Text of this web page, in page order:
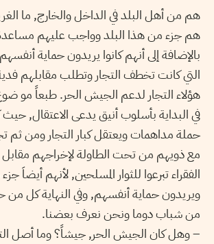
هم من أهل البلد في الداخل والخارج, ما
هم جزء من هذا البلد وواجب عليهم
بالإضافة إلى أنهم كانوا يريدون حماية
التي كانت تخطف التجار وتطلب مقابلهم
هؤلاء التجار لدعم الجيش الحر. طبعاً مو
في البداية بأسلوب أنيق يدعى الاعتقال,
حملة مداهمات ويعتقل كبار التجار ومن
مع ذويهم من تحت الطاولة لإخراجهم مقابل
الفقراء تبرعوا للثوار المسلحين, لأنهم أيضاَ
ويريدون حماية أنفسهم, وفي النهاية كل
من شباب دوما ونحن نعرف بعضنا.
– وهل كان الجيش الحر, جيشاً؟ وما أصل